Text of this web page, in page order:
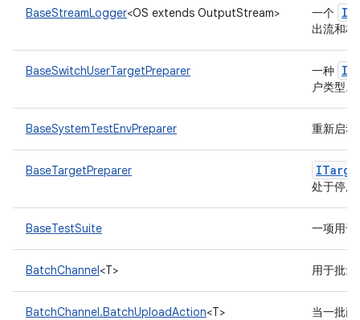
BaseStreamLogger<OS extends OutputStream> 一个
出流和
BaseSwitchUserTargetPreparer 一种
户类型。
BaseSystemTestEnvPreparer 重新启
BaseTargetPreparer
处于停
BaseTestSuite 一项用
BatchChannel<T> 用于批
BatchChannel.BatchUploadAction<T> 当一批